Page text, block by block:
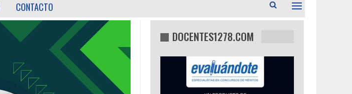
CONTACTO
DOCENTES1278.COM